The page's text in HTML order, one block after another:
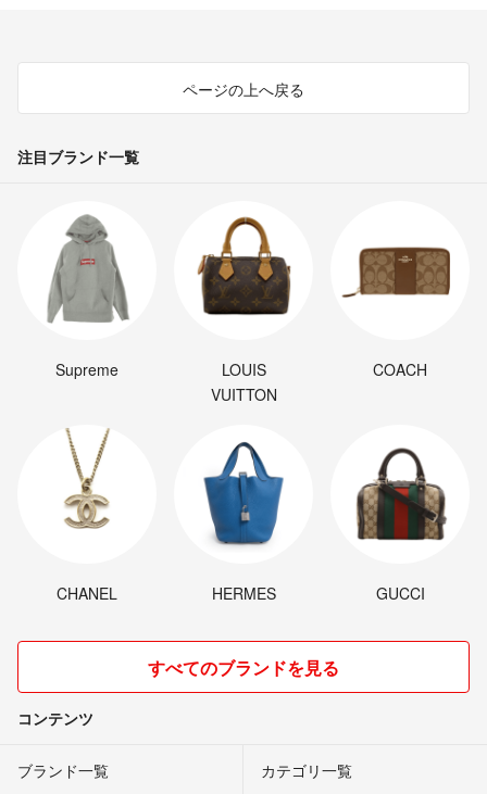
ページの上へ戻る
注目ブランド一覧
Supreme
LOUIS
VUITTON
COACH
CHANEL HERMES GUCCI
すべてのブランドを見る
コンテンツ
ブランド一覧 カテゴリ一覧